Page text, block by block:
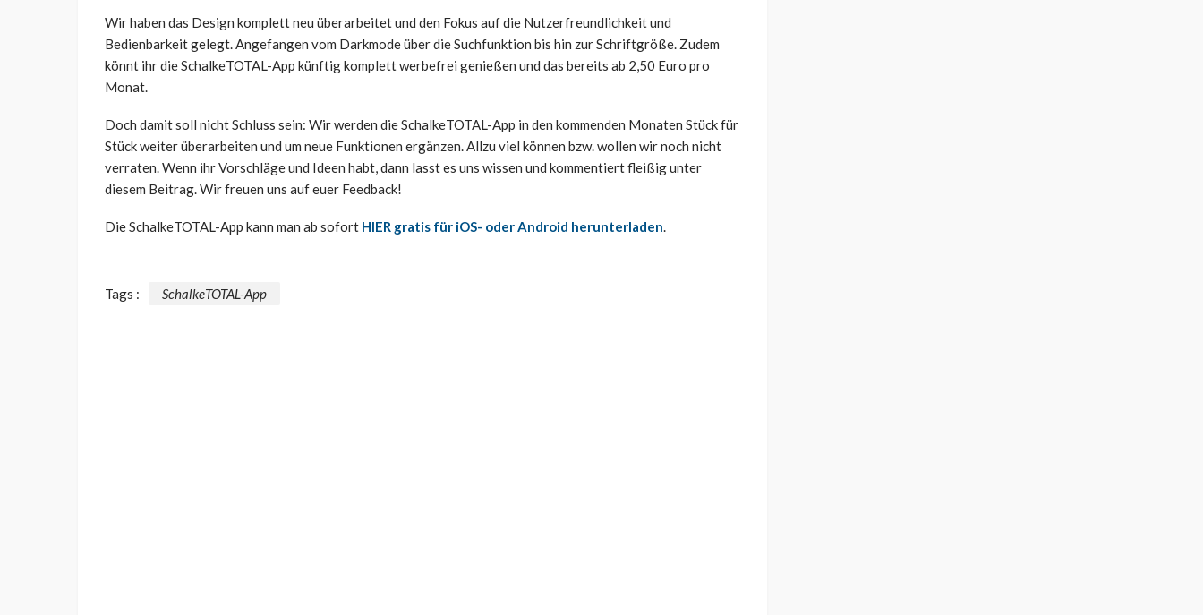
Wir haben das Design komplett neu überarbeitet und den Fokus auf die Nutzerfreundlichkeit und
Bedienbarkeit gelegt. Angefangen vom Darkmode über die Suchfunktion bis hin zur Schriftgröße. Zudem
könnt ihr die SchalkeTOTAL-App künftig komplett werbefrei genießen und das bereits ab 2,50 Euro pro
Monat.
Doch damit soll nicht Schluss sein: Wir werden die SchalkeTOTAL-App in den kommenden Monaten Stück für
Stück weiter überarbeiten und um neue Funktionen ergänzen. Allzu viel können bzw. wollen wir noch nicht
verraten. Wenn ihr Vorschläge und Ideen habt, dann lasst es uns wissen und kommentiert fleißig unter
diesem Beitrag. Wir freuen uns auf euer Feedback!
Die SchalkeTOTAL-App kann man ab sofort HIER gratis für iOS- oder Android herunterladen.
Tags : SchalkeTOTAL-App